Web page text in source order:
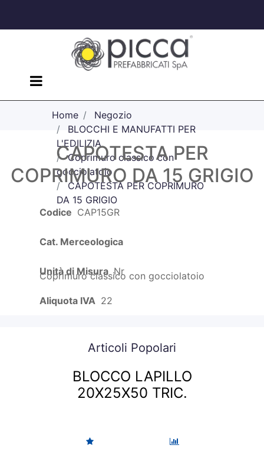
Open menu
Home
Negozio
BLOCCHI E MANUFATTI PER
L'EDILIZIA
Coprimuro classico con
gocciolatoio
CAPOTESTA PER COPRIMURO
DA 15 GRIGIO
CAPOTESTA PER
COPRIMURO DA 15 GRIGIO
Codice CAP15GR
Cat. Merceologica
Coprimuro classico con gocciolatoio
Unità di Misura Nr
Aliquota IVA 22
Articoli Popolari
BLOCCO LAPILLO
20X25X50 TRIC.